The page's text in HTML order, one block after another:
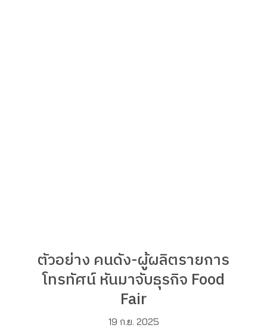
ตัวอย่าง คนดัง-ผู้ผลิตรายการ
โทรทัศน์ หันมาจับธุรกิจ Food
Fair
19 ก.ย. 2025